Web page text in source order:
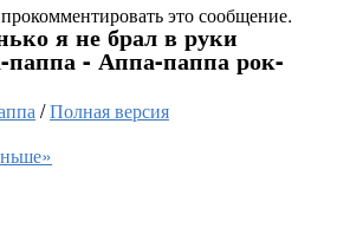
это сообщение.
я не брал в руки
- Аппа-паппа рок-
/Полная версия